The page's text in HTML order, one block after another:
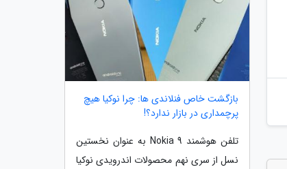
بازگشت خاص فنلاندی ها: چرا نوکیا هیچ
پرچمداری در بازار ندارد؟!
تلفن هوشمند Nokia 9 به عنوان نخستین
نسل از سری نهم محصولات اندرویدی نوکیا